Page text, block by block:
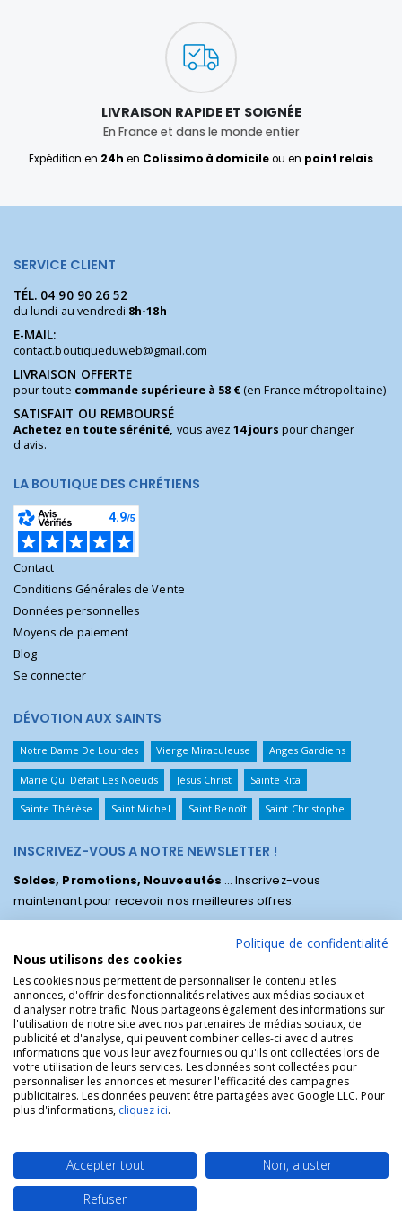
LIVRAISON RAPIDE ET SOIGNÉE
En France et dans le monde entier
Expédition en 24h en Colissimo à domicileou en point relais
SERVICE CLIENT
TÉL. 04 90 90 26 52
du lundi au vendredi 8h-18h
E-MAIL:
contact.boutiqueduweb@gmail.com
LIVRAISON OFFERTE
pour toute commande supérieure à 58 €(en France métropolitaine)
SATISFAIT OU REMBOURSÉ
Achetez en toute sérénité, vous avez14 jours pour changer
d'avis.
LA BOUTIQUE DES CHRÉTIENS
Contact
Conditions Générales de Vente
Données personnelles
Moyens de paiement
Blog
Se connecter
DÉVOTION AUX SAINTS
Notre Dame De Lourdes Vierge Miraculeuse Anges Gardiens
Marie Qui Défait Les Noeuds Jésus Christ Sainte Rita
Sainte Thérèse Saint Michel Saint Benoît Saint Christophe
INSCRIVEZ-VOUS A NOTRE NEWSLETTER !
Soldes, Promotions, Nouveautés ... Inscrivez-vous
maintenant pour recevoir nos meilleures offres.
La Boutique des Chrétiens © | La boutique religieuse chrétienne de
référence !.
Politique de confidentialité
Nous utilisons des cookies
Les cookies nous permettent de personnaliser le contenu et les
annonces, d'offrir des fonctionnalités relatives aux médias sociaux et
d'analyser notre trafic. Nous partageons également des informations sur
l'utilisation de notre site avec nos partenaires de médias sociaux, de
publicité et d'analyse, qui peuvent combiner celles-ci avec d'autres
informations que vous leur avez fournies ou qu'ils ont collectées lors de
votre utilisation de leurs services. Les données sont collectées pour
personnaliser les annonces et mesurer l'efficacité des campagnes
publicitaires. Les données peuvent être partagées avec Google LLC. Pour
plus d'informations, cliquez ici.
Accepter tout
Non, ajuster
Refuser